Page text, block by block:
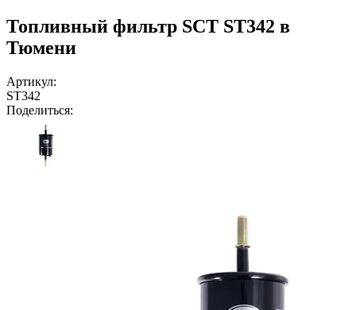
Топливный фильтр SCT ST342 в
Тюмени
Артикул:
ST342
Поделиться: